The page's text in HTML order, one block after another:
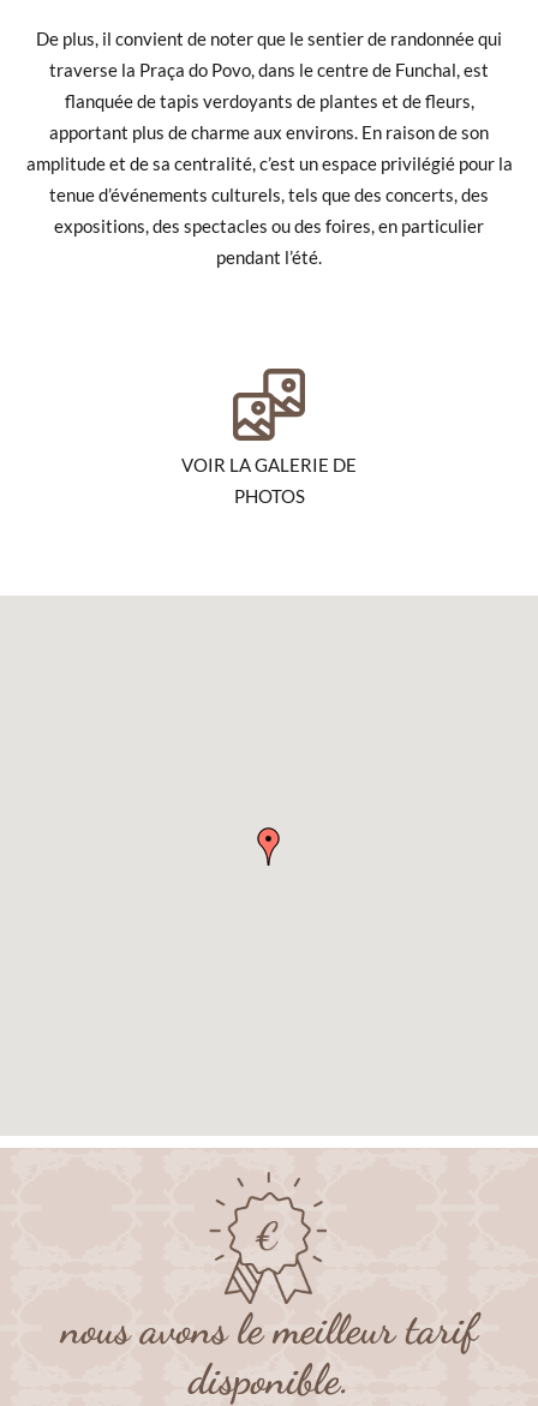
De plus, il convient de noter que le sentier de randonnée qui
traverse la Praça do Povo, dans le centre de Funchal, est
flanquée de tapis verdoyants de plantes et de fleurs,
apportant plus de charme aux environs. En raison de son
amplitude et de sa centralité, c’est un espace privilégié pour la
tenue d’événements culturels, tels que des concerts, des
expositions, des spectacles ou des foires, en particulier
pendant l’été.
VOIR LA GALERIE DE
PHOTOS
nous avons le meilleur tarif
disponible.